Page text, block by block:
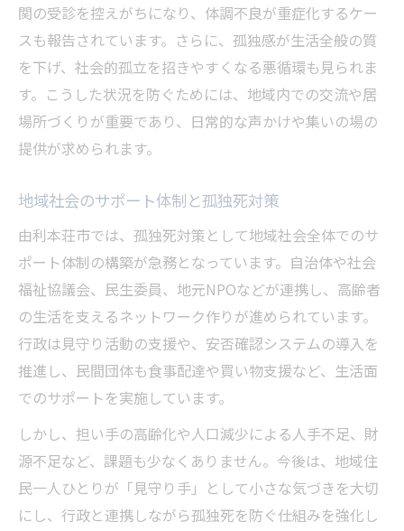
関の受診を控えがちになり、体調不良が重症化するケー
スも報告されています。さらに、孤独感が生活全般の質
を下げ、社会的孤立を招きやすくなる悪循環も見られま
す。こうした状況を防ぐためには、地域内での交流や居
場所づくりが重要であり、日常的な声かけや集いの場の
提供が求められます。
地域社会のサポート体制と孤独死対策
由利本荘市では、孤独死対策として地域社会全体でのサ
ポート体制の構築が急務となっています。自治体や社会
福祉協議会、民生委員、地元NPOなどが連携し、高齢者
の生活を支えるネットワーク作りが進められています。
行政は見守り活動の支援や、安否確認システムの導入を
推進し、民間団体も食事配達や買い物支援など、生活面
でのサポートを実施しています。
しかし、担い手の高齢化や人口減少による人手不足、財
源不足など、課題も少なくありません。今後は、地域住
民一人ひとりが「見守り手」として小さな気づきを大切
にし、行政と連携しながら孤独死を防ぐ仕組みを強化し